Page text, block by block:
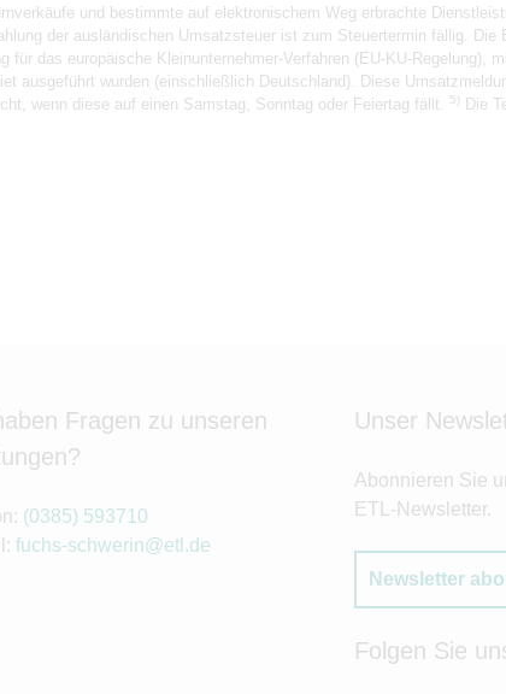
und bestimmte auf elektronischem Weg erbrachte
der ausländischen Umsatzsteuer ist zum Steuertermin fällig. Die
für das europäische Kleinunternehmer-Verfahren (EU-KU-Regelung),
ausgeführt wurden (einschließlich Deutschland). Diese
wenn diese auf einen Samstag, Sonntag oder Feiertag fällt.
5)
Die
Fragen zu unseren
(0385) 593710
fuchs-schwerin@etl.de
Unser
Abonnieren Sie
ETL-Newsletter.
Newsletter
Folgen Sie